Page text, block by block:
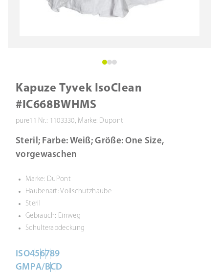
Kapuze Tyvek IsoClean
#IC668BWHMS
pure11 Nr.: 1103330, Marke: Dupont
Steril; Farbe: Weiß; Größe: One Size,
vorgewaschen
Marke: DuPont
Haubenart: Vollschutzhaube
Steril
Gebrauch: Einweg
Schulterabdeckung
ISO456789
GMPA/BCD